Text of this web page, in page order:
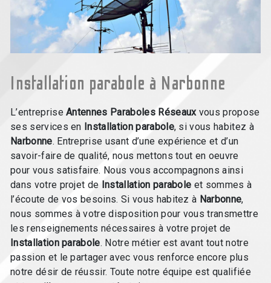
Installation parabole à Narbonne
L’entrepriseAntennes Paraboles Réseauxvous propose
ses services en Installation parabole, si vous habitez à
Narbonne. Entreprise usant d’une expérience et d’un
savoir-faire de qualité, nous mettons tout en oeuvre
pour vous satisfaire. Nous vous accompagnons ainsi
dans votre projet de Installation parabole et sommes à
l’écoute de vos besoins. Si vous habitez à Narbonne,
nous sommes à votre disposition pour vous transmettre
les renseignements nécessaires à votre projet de
Installation parabole. Notre métier est avant tout notre
passion et le partager avec vous renforce encore plus
notre désir de réussir. Toute notre équipe est qualifiée